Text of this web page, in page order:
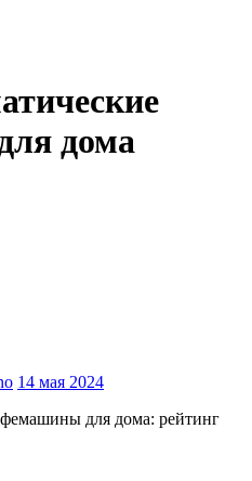
дома
14 мая 2024
для дома: рейтинг